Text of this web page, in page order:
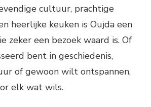
cultuur, prachtige
heerlijke keuken is Oujda een
zeker een bezoek waard is. Of
bent in geschiedenis,
of gewoon wilt ontspannen,
elk wat wils.